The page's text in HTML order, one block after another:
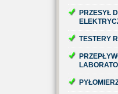
PRZESYŁ
TESTERY